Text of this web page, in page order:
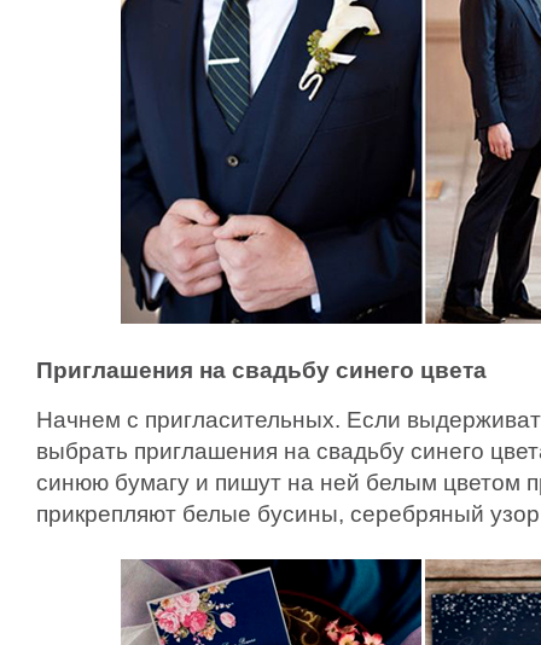
Приглашения на свадьбу синего цвета
Начнем с пригласительных. Если
выбрать приглашения на свадьбу синего
синюю бумагу и пишут на ней белым цветом
прикрепляют белые бусины, серебряный